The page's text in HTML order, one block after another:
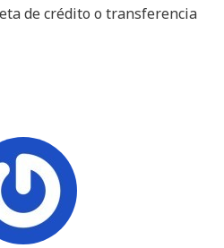
de crédito o transferencia